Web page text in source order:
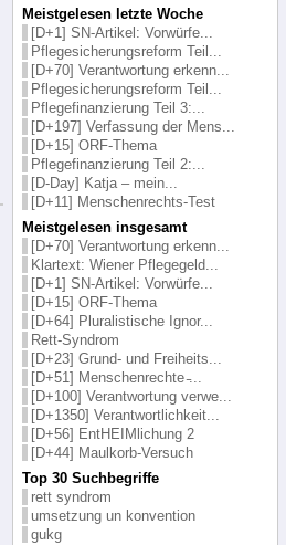
Meistgelesen letzte Woche
[D+1] SN-Artikel: Vorwürfe...
Pflegesicherungsreform Teil...
[D+70] Verantwortung erkenn...
Pflegesicherungsreform Teil...
Pflegefinanzierung Teil 3:...
[D+197] Verfassung der Mens...
[D+15] ORF-Thema
Pflegefinanzierung Teil 2:...
[D-Day] Katja – mein...
[D+11] Menschenrechts-Test
Meistgelesen insgesamt
[D+70] Verantwortung erkenn...
Klartext: Wiener Pflegegeld...
[D+1] SN-Artikel: Vorwürfe...
[D+15] ORF-Thema
[D+64] Pluralistische Ignor...
Rett-Syndrom
[D+23] Grund- und Freiheits...
[D+51] Menschenrechte ̵...
[D+100] Verantwortung verwe...
[D+1350] Verantwortlichkeit...
[D+56] EntHEIMlichung 2
[D+44] Maulkorb-Versuch
Top 30 Suchbegriffe
rett syndrom
umsetzung un konvention
gukg